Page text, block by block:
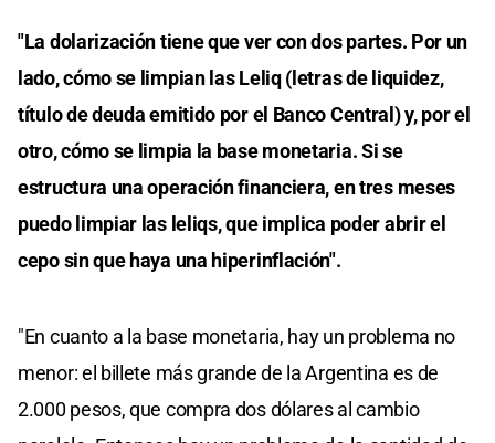
"La dolarización tiene que ver con dos partes. Por un
lado, cómo se limpian las Leliq (letras de liquidez,
título de deuda emitido por el Banco Central) y, por el
otro, cómo se limpia la base monetaria. Si se
estructura una operación financiera, en tres meses
puedo limpiar las leliqs, que implica poder abrir el
cepo sin que haya una hiperinflación".
"En cuanto a la base monetaria, hay un problema no
menor: el billete más grande de la Argentina es de
2.000 pesos, que compra dos dólares al cambio